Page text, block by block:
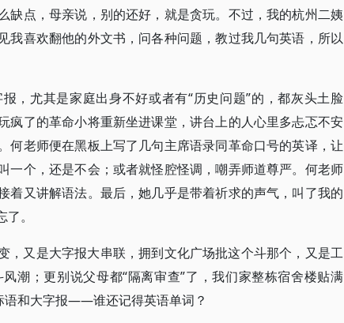
缺点，母亲说，别的还好，就是贪玩。不过，我的杭州二姨
我喜欢翻他的外文书，问各种问题，教过我几句英语，所以
，尤其是家庭出身不好或者有“历史问题”的，都灰头土脸
疯了的革命小将重新坐进课堂，讲台上的人心里多忐忑不安
何老师便在黑板上写了几句主席语录同革命口号的英译，让
一个，还是不会；或者就怪腔怪调，嘲弄师道尊严。何老师
着又讲解语法。最后，她几乎是带着祈求的声气，叫了我的
。
，又是大字报大串联，拥到文化广场批这个斗那个，又是工
潮；更别说父母都“隔离审查”了，我们家整栋宿舍楼贴满
语和大字报——谁还记得英语单词？